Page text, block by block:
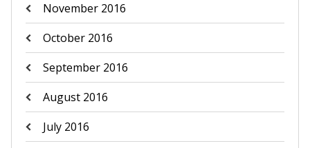
November 2016
October 2016
September 2016
August 2016
July 2016